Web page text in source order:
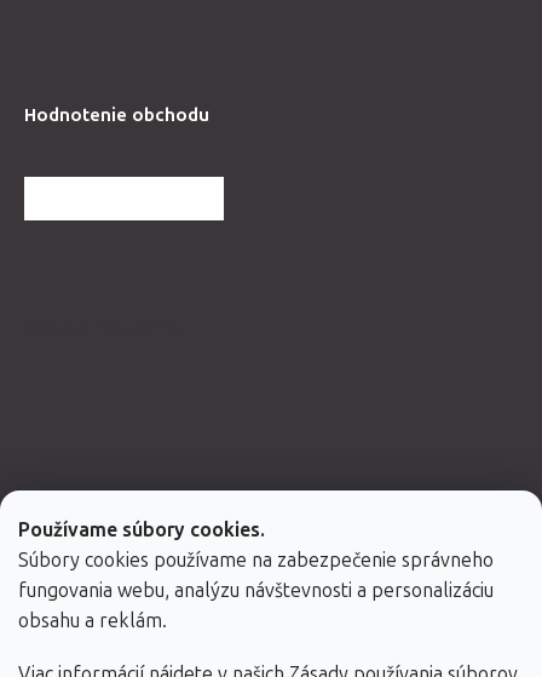
Používame súbory cookies.
Súbory cookies používame na zabezpečenie správneho
fungovania webu, analýzu návštevnosti a personalizáciu
obsahu a reklám.
Hodnotenie obchodu